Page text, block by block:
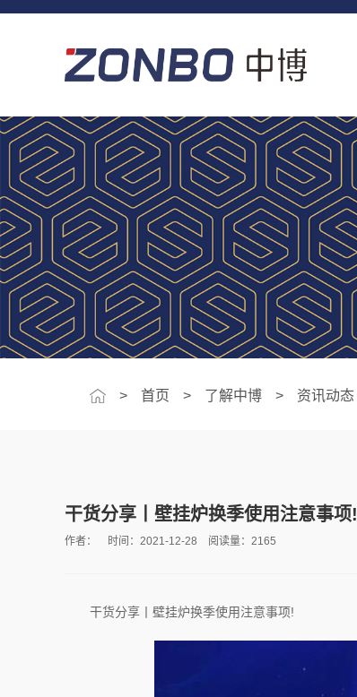
> 首页 了解中博 资讯动态
干货分享丨壁挂炉换季使用注意事项!
作者： 时间：2021-12-28 阅读量：2165
干货分享丨壁挂炉换季使用注意事项!